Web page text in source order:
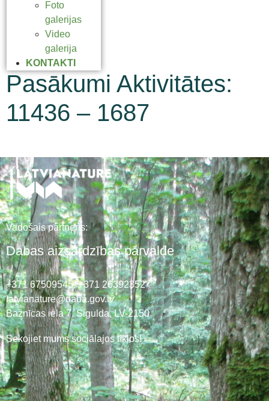
Foto
galerijas
Video
galerija
KONTAKTI
Pasākumi Aktivitātes:
11436 – 1687
Vadošais partneris:
Dabas aizsardzības pārvalde
+371 67509545,+371 26392352
latvianature@daba.gov.lv
Baznīcas iela 7, Sigulda, LV-2150
Sekojiet mums sociālajos tīklos!